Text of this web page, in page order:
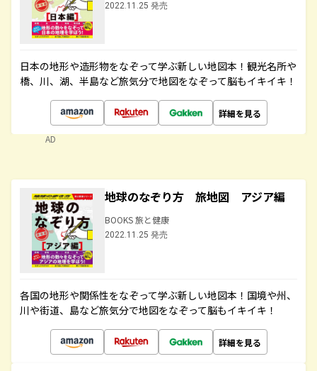
2022.11.25 発売
日本の地形や造形物をなぞって学ぶ新しい地図本！観光名所や
橋、川、湖、半島など旅気分で地図をなぞって脳もイキイキ！
詳細を見る
AD
地球のなぞり方 旅地図 アジア編
BOOKS 旅と健康
2022.11.25 発売
各国の地形や関係性をなぞって学ぶ新しい地図本！国境や州、
川や街道、島など旅気分で地図をなぞって脳もイキイキ！
詳細を見る